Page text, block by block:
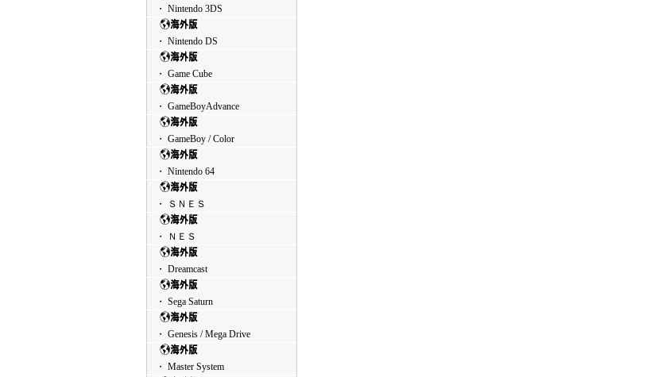
・ Nintendo 3DS
・ Nintendo DS
・ Game Cube
・ GameBoyAdvance
・ GameBoy / Color
・ Nintendo 64
・ ＳＮＥＳ
・ ＮＥＳ
・ Dreamcast
・ Sega Saturn
・ Genesis / Mega Drive
・ Master System